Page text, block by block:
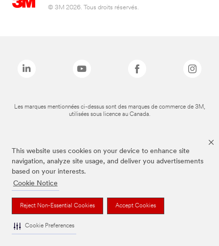
This website uses cookies on your device to enhance site
navigation, analyze site usage, and deliver you advertisements
based on your interests.
Cookie Notice
Reject Non-Essential Cookies Accept Cookies
Cookie Preferences
© 3M 2026. Tous droits réservés.
Les marques mentionnées ci-dessus sont des marques de commerce de 3M,
utilisées sous licence au Canada.